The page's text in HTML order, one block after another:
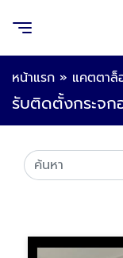
หน้าแรก » แคตตาล็
รับติดตั้งกระจ